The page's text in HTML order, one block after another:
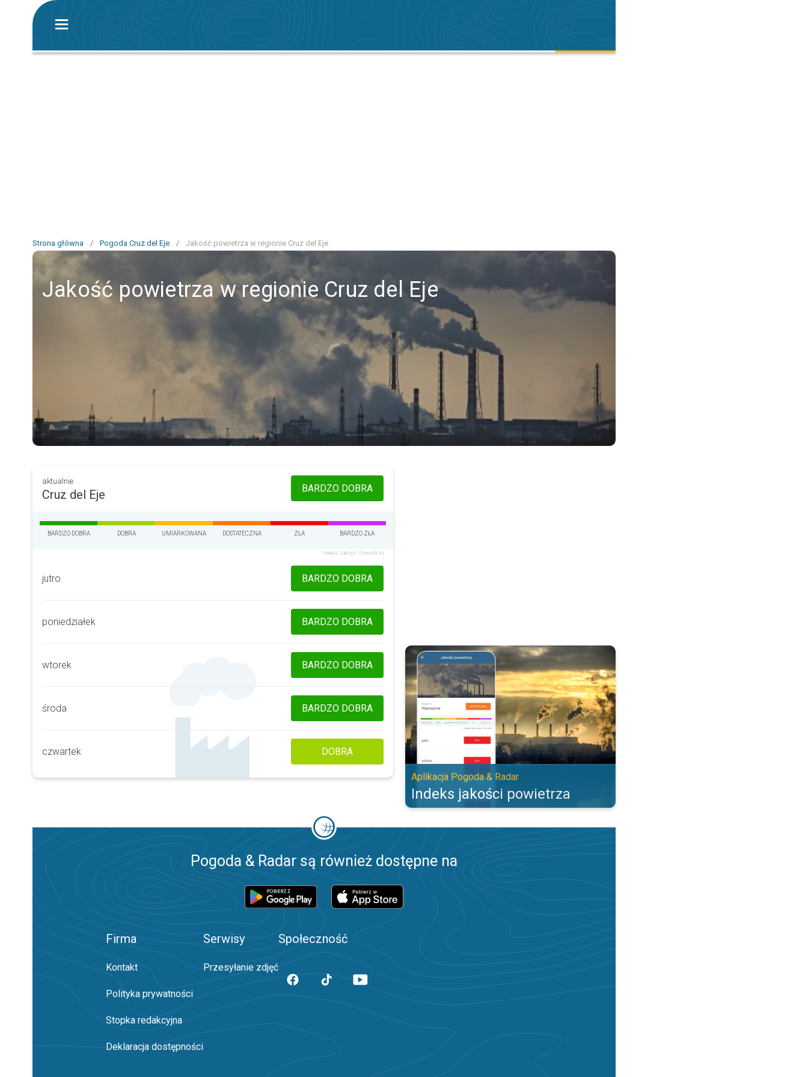
Strona główna / Pogoda Cruz del Eje / Jakość powietrza w regionie Cruz del Eje
Jakość powietrza w regionie Cruz del Eje
aktualnie
Cruz del Eje BARDZO DOBRA
BARDZO DOBRA DOBRA UMIARKOWANA DOSTATECZNA ZŁA BARDZO ZŁA
Indeks Jakości Powietrza
jutro BARDZO DOBRA
poniedziałek BARDZO DOBRA
wtorek BARDZO DOBRA
środa BARDZO DOBRA
czwartek DOBRA
Indeks jakości powietrza. Aplikacja Pogoda & Radar. . .
Aplikacja Pogoda & Radar
Indeks jakości powietrza
Pogoda & Radar są również dostępne na
Firma
Kontakt
Polityka prywatności
Stopka redakcyjna
Deklaracja dostępności
Serwisy
Przesyłanie zdjęć
Społeczność